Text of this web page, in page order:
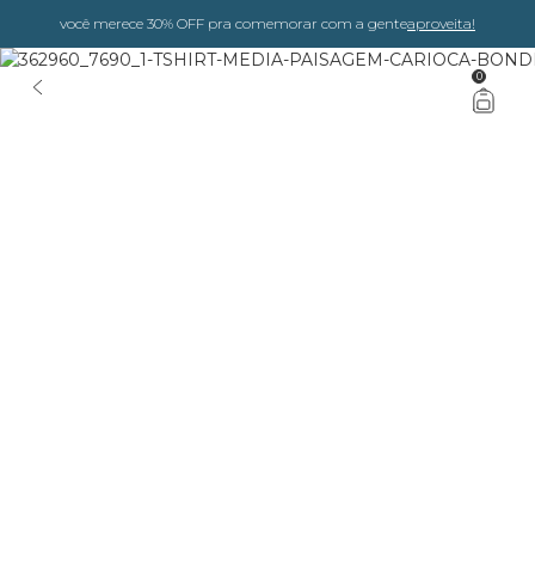
você merece 30% OFF pra comemorar com a genteaproveita!
0